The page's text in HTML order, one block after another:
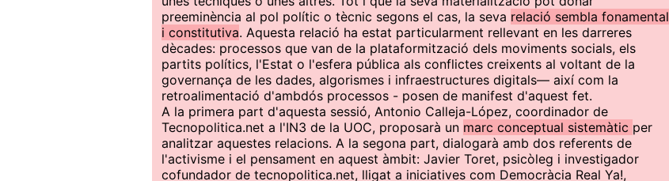
preeminència al pol polític o tècnic segons el cas, la seva relació sembla fonamental
i constitutiva. Aquesta relació ha estat particularment rellevant en les darreres
dècades: processos que van de la plataformització dels moviments socials, els
partits polítics, l'Estat o l'esfera pública als conflictes creixents al voltant de la
governança de les dades, algorismes i infraestructures digitals— així com la
retroalimentació d'ambdós processos - posen de manifest d'aquest fet.
A la primera part d'aquesta sessió, Antonio Calleja-López, coordinador de
Tecnopolitica.net a l'IN3 de la UOC, proposarà un marc conceptual sistemàtic per
analitzar aquestes relacions. A la segona part, dialogarà amb dos referents de
l'activisme i el pensament en aquest àmbit: Javier Toret, psicòleg i investigador
cofundador de tecnopolitica.net, lligat a iniciatives com Democràcia Real Ya!,